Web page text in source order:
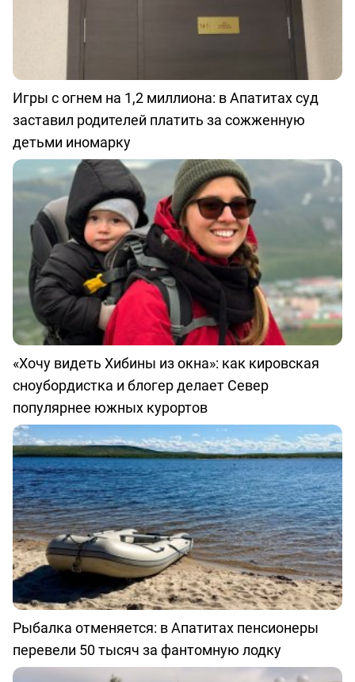
Игры с огнем на 1,2 миллиона: в Апатитах суд
заставил родителей платить за сожженную
детьми иномарку
«Хочу видеть Хибины из окна»: как кировская
сноубордистка и блогер делает Север
популярнее южных курортов
Рыбалка отменяется: в Апатитах пенсионеры
перевели 50 тысяч за фантомную лодку